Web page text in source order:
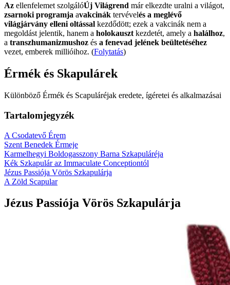
Az ellenfelemet szolgálóÚj Világrend már elkezdte uralni a világot,
zsarnoki programja avakcinák tervévelés a meglévő
világjárvány elleni oltással kezdődött; ezek a vakcinák nem a
megoldást jelentik, hanem a holokauszt kezdetét, amely a halálhoz,
a transzhumanizmushoz és a fenevad jelének beültetéséhez
vezet, emberek millióihoz. (Folytatás)
Érmék és Skapulárek
Különböző Érmék és Scapuláréjak eredete, ígéretei és alkalmazásai
Tartalomjegyzék
A Csodatevő Érem
Szent Benedek Érmeje
Karmelhegyi Boldogasszony Barna Szkapuláréja
Kék Szkapulár az Immaculate Conceptiontól
Jézus Passiója Vörös Szkapulárja
A Zöld Scapular
Jézus Passiója Vörös Szkapulárja